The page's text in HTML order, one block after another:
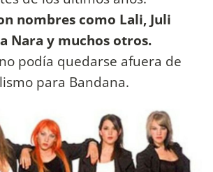
nombres como Lali, Juli
Nara y muchos otros.
podía quedarse afuera de
para Bandana.